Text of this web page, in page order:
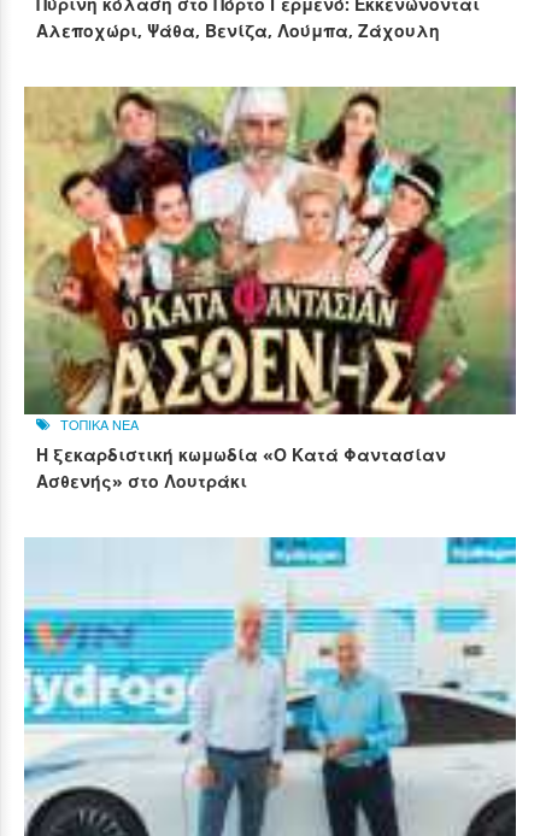
Αλεποχώρι, Ψάθα, Βενίζα, Λούμπα, Ζάχουλη
ΤΟΠΙΚΑ ΝΕΑ
Η ξεκαρδιστική κωμωδία «Ο Κατά Φαντασίαν
Ασθενής» στο Λουτράκι